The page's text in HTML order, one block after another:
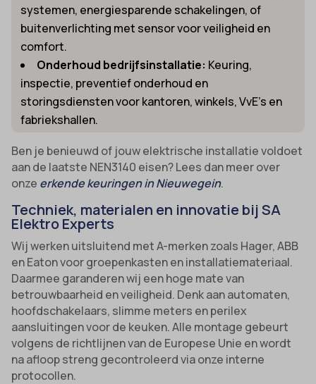
systemen, energiesparende schakelingen, of
buitenverlichting met sensor voor veiligheid en
comfort.
Onderhoud bedrijfsinstallatie: Keuring,
inspectie, preventief onderhoud en
storingsdiensten voor kantoren, winkels, VvE’s en
fabriekshallen.
Ben je benieuwd of jouw elektrische installatie voldoet
aan de laatste NEN3140 eisen? Lees dan meer over
onze erkende keuringen in Nieuwegein.
Techniek, materialen en innovatie bij SA
Elektro Experts
Wij werken uitsluitend met A-merken zoals Hager, ABB
en Eaton voor groepenkasten en installatiemateriaal.
Daarmee garanderen wij een hoge mate van
betrouwbaarheid en veiligheid. Denk aan automaten,
hoofdschakelaars, slimme meters en perilex
aansluitingen voor de keuken. Alle montage gebeurt
volgens de richtlijnen van de Europese Unie en wordt
na afloop streng gecontroleerd via onze interne
protocollen.